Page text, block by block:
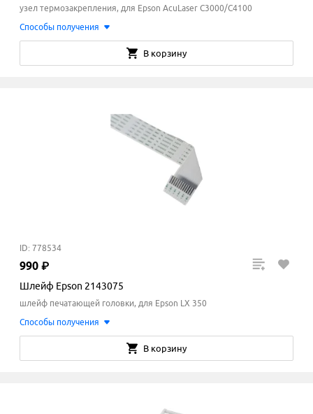
узел термозакрепления, для Epson AcuLaser C3000/С4100
Способы получения
В корзину
ID: 778534
990 ₽
Шлейф Epson 2143075
шлейф печатающей головки, для Epson LX 350
Способы получения
В корзину